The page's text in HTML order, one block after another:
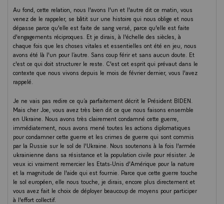
Au fond, cette relation, nous l'avons l'un et l'autre dit ce matin, vous
venez de le rappeler, se bâtit sur une histoire qui nous oblige et nous
dépasse parce qu'elle est faite de sang versé, parce qu'elle est faite
d'engagements réciproques. Et je dirais, à l'échelle des siècles, à
chaque fois que les choses vitales et essentielles ont été en jeu, nous
avons été là l'un pour l’autre. Sans coup férir et sans aucun doute. Et
c'est ce qui doit structurer le reste. C'est cet esprit qui prévaut dans le
contexte que nous vivons depuis le mois de février dernier, vous l'avez
rappelé.
Je ne vais pas redire ce qu’a parfaitement décrit le Président BIDEN.
Mais cher Joe, vous avez très bien dit ce que nous faisons ensemble
en Ukraine. Nous avons très clairement condamné cette guerre,
immédiatement, nous avons mené toutes les actions diplomatiques
pour condamner cette guerre et les crimes de guerre qui sont commis
par la Russie sur le sol de l'Ukraine. Nous soutenons à la fois l'armée
ukrainienne dans sa résistance et la population civile pour résister. Je
veux ici vraiment remercier les Etats-Unis d'Amérique pour la nature
et la magnitude de l'aide qui est fournie. Parce que cette guerre touche
le sol européen, elle nous touche, je dirais, encore plus directement et
vous avez fait le choix de déployer beaucoup de moyens pour participer
à l'effort collectif.